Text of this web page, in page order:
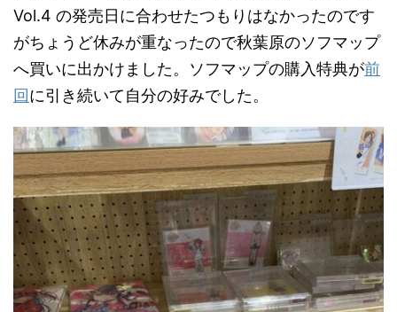
Vol.4 の発売日に合わせたつもりはなかったのです
がちょうど休みが重なったので秋葉原のソフマップ
へ買いに出かけました。ソフマップの購入特典が前
回に引き続いて自分の好みでした。